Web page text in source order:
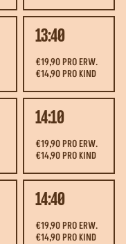
13:40
€19,90 PRO ERW.
€14,90 PRO KIND
14:10
€19,90 PRO ERW.
€14,90 PRO KIND
14:40
€19,90 PRO ERW.
€14,90 PRO KIND